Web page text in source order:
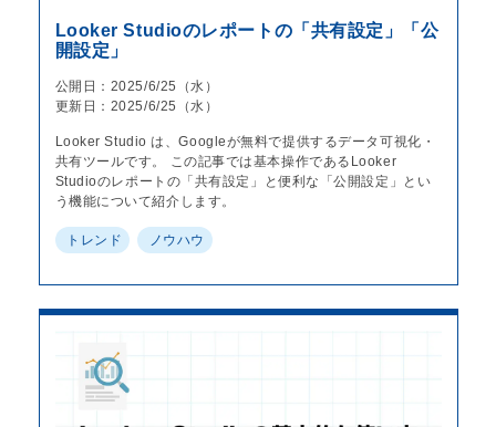
Looker Studioのレポートの「共有設定」「公
開設定」
公開日：2025/6/25（水）
更新日：2025/6/25（水）
Looker Studio は、Googleが無料で提供するデータ可視化・
共有ツールです。 この記事では基本操作であるLooker
Studioのレポートの「共有設定」と便利な「公開設定」とい
う機能について紹介します。
トレンド ノウハウ